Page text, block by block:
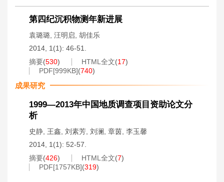
第四纪沉积物测年新进展
袁璐璐 汪明启 胡佳乐
2014, 1(1): 46-51.
摘要(530) HTML全文(17)
PDF[999KB](740)
成果研究
1999—2013年中国地质调查项目资助论文分
析
史静 王鑫 刘素芳 刘澜 章茵 李玉馨
2014, 1(1): 52-57.
摘要(426) HTML全文(7)
PDF[1757KB](319)